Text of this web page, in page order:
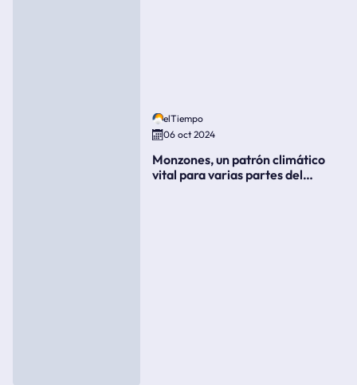
elTiempo
06 oct 2024
Monzones, un patrón climático
vital para varias partes del